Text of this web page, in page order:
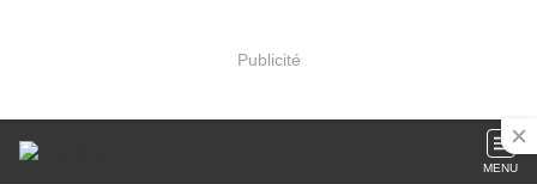
Publicité
MENU